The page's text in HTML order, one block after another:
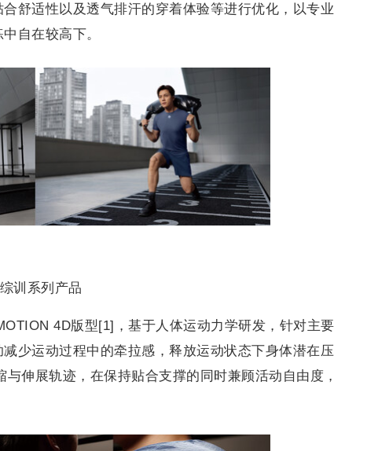
舒适性以及透气排汗的穿着体验等进行优化，以专业
自在较高下。
训系列产品
4D版型[1]，基于人体运动力学研发，针对主要
少运动过程中的牵拉感，释放运动状态下身体潜在压
伸展轨迹，在保持贴合支撑的同时兼顾活动自由度，